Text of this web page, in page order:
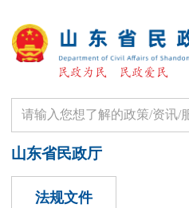
山东省民政厅
法规文件